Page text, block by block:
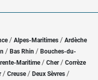
/ Alpes-Maritimes / Ardèche
/ Bas Rhin / Bouches-du-
Maritime/ Cher / Corrèze
/ Creuse/ Deux Sèvres /